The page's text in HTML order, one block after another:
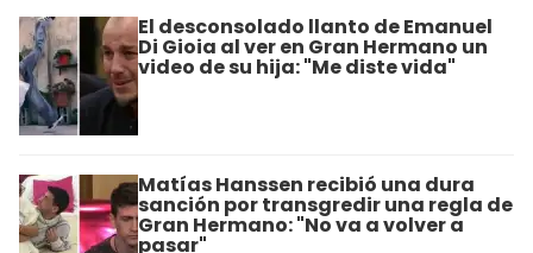
El desconsolado llanto de Emanuel
Di Gioia al ver en Gran Hermano un
video de su hija: "Me diste vida"
Matías Hanssen recibió una dura
sanción por transgredir una regla de
Gran Hermano: "No va a volver a
pasar"